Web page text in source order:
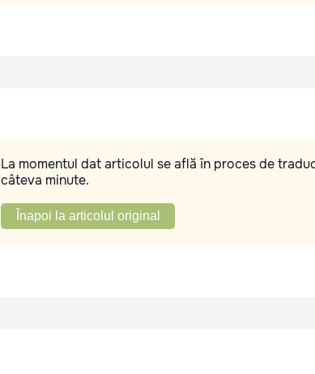
La momentul dat articolul se află în proces de
câteva minute.
Înapoi la articolul original